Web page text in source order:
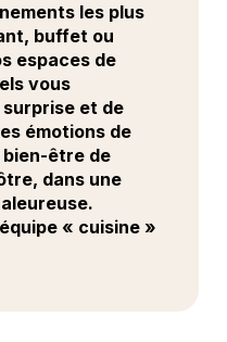
les plus
buffet ou
espaces de
vous
et de
émotions de
être de
dans une
« cuisine »